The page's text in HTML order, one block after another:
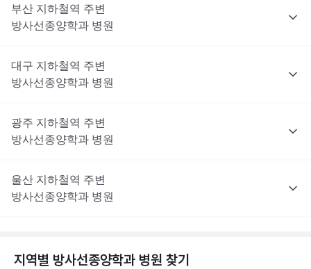
부산 지하철역 주변
방사선종양학과 병원
대구 지하철역 주변
방사선종양학과 병원
광주 지하철역 주변
방사선종양학과 병원
울산 지하철역 주변
방사선종양학과 병원
지역별 방사선종양학과 병원 찾기